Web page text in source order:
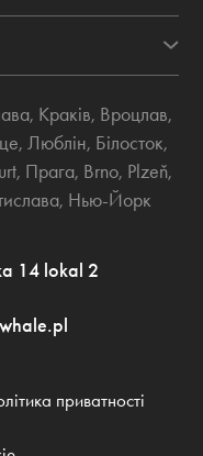
, Краків, Вроцлав,
, Люблін, Білосток,
, Прага, Brno, Plzeň,
, Нью-Йорк
14 lokal 2
приватності